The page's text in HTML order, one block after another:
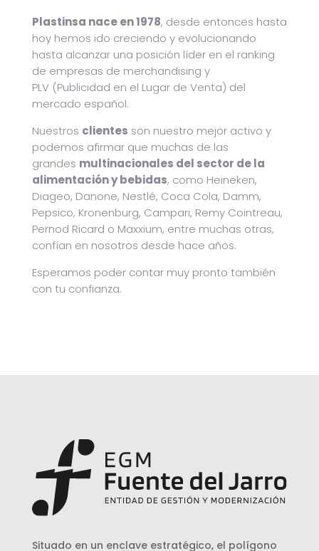
Plastinsa nace en 1978, desde entonces hasta
hoy hemos ido creciendo y evolucionando
hasta alcanzar una posición líder en el ranking
de empresas de merchandising y
PLV (Publicidad en el Lugar de Venta) del
mercado español.
Nuestros clientes son nuestro mejor activo y
podemos afirmar que muchas de las
grandes multinacionales del sector de la
alimentación y bebidas, como Heineken,
Diageo, Danone, Nestlé, Coca Cola, Damm,
Pepsico, Kronenburg, Campari, Remy Cointreau,
Pernod Ricard o Maxxium, entre muchas otras,
confían en nosotros desde hace años.
Esperamos poder contar muy pronto también
con tu confianza.
Situado en un enclave estratégico, el polígono